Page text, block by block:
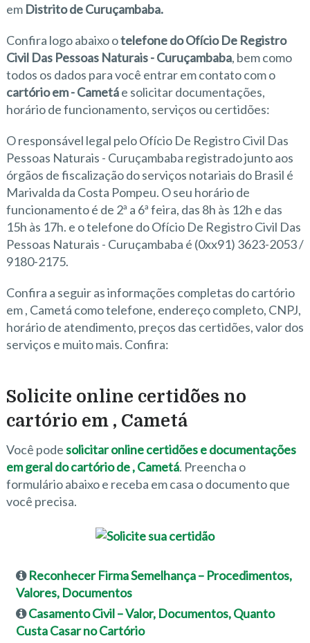
em Distrito de Curuçambaba.
Confira logo abaixo otelefone do Ofício De Registro
Civil Das Pessoas Naturais - Curuçambaba, bem como
todos os dados para você entrar em contato com o
cartório em - Cametáe solicitar documentações,
horário de funcionamento, serviços ou certidões:
O responsável legal pelo Ofício De Registro Civil Das
Pessoas Naturais - Curuçambaba registrado junto aos
órgãos de fiscalização do serviços notariais do Brasil é
Marivalda da Costa Pompeu. O seu horário de
funcionamento é de 2ª a 6ª feira, das 8h às 12h e das
15h às 17h. e o telefone do Ofício De Registro Civil Das
Pessoas Naturais - Curuçambaba é (0xx91) 3623-2053 /
9180-2175.
Confira a seguir as informações completas do cartório
em , Cametá como telefone, endereço completo, CNPJ,
horário de atendimento, preços das certidões, valor dos
serviços e muito mais. Confira:
Solicite online certidões no
cartório em , Cametá
Você podesolicitar online certidões e documentações
em geral do cartório de , Cametá. Preencha o
formulário abaixo e receba em casa o documento que
você precisa.
Reconhecer Firma Semelhança – Procedimentos,
Valores, Documentos
Casamento Civil – Valor, Documentos, Quanto
Custa Casar no Cartório